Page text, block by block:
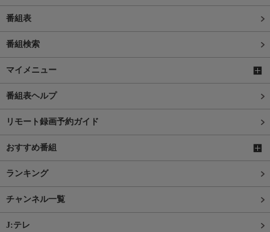
番組表
番組検索
マイメニュー
番組表ヘルプ
リモート録画予約ガイド
おすすめ番組
ランキング
チャンネル一覧
J:テレ